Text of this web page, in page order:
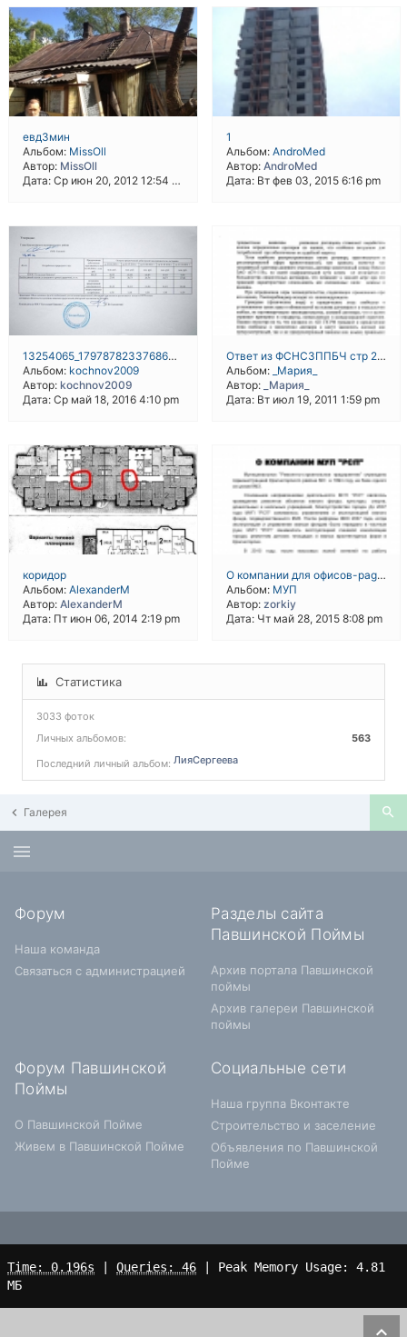
евд3мин
Альбом: MissOll
Автор: MissOll
Дата: Ср июн 20, 2012 12:54 pm
1
Альбом: AndroMed
Автор: AndroMed
Дата: Вт фев 03, 2015 6:16 pm
13254065_1797878233768683_5584514842882432539_n
Альбом: kochnov2009
Автор: kochnov2009
Дата: Ср май 18, 2016 4:10 pm
Ответ из ФСНСЗППБЧ стр 2.PNG
Альбом: _Мария_
Автор:
_Мария_
Дата: Вт июл 19, 2011 1:59 pm
коридор
Альбом: AlexanderM
Автор: AlexanderM
Дата: Пт июн 06, 2014 2:19 pm
О компании для офисов-page0001
Альбом: МУП
Автор: zorkiy
Дата: Чт май 28, 2015 8:08 pm
Статистика
3033 фоток
Личных альбомов:
563
Последний личный альбом: ЛияСергеева
Галерея
Форум
Наша команда
Связаться с администрацией
Разделы сайта
Павшинской Поймы
Архив портала Павшинской
поймы
Архив галереи Павшинской
поймы
Форум Павшинской
Поймы
О Павшинской Пойме
Живем в Павшинской Пойме
Социальные сети
Наша группа Вконтакте
Строительство и заселение
Объявления по Павшинской
Пойме
Time: 0.196s Queries: 46 | Peak Memory Usage: 4.81
МБ